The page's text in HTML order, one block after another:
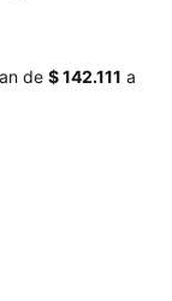
de ‎$ 142.111 a